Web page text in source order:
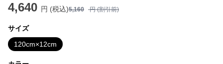
4,640 円 (税込)5,160 円 (割引前)
サイズ
120cm×12cm